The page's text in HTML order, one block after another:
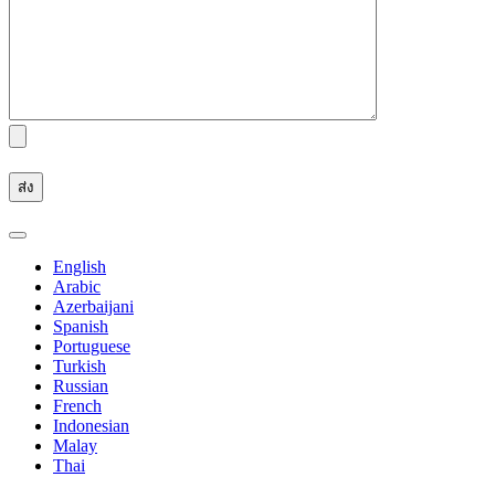
English
Arabic
Azerbaijani
Spanish
Portuguese
Turkish
Russian
French
Indonesian
Malay
Thai